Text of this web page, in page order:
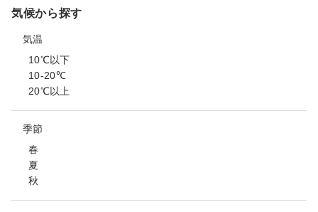
気候から探す
気温
10℃以下
10-20℃
20℃以上
季節
春
夏
秋